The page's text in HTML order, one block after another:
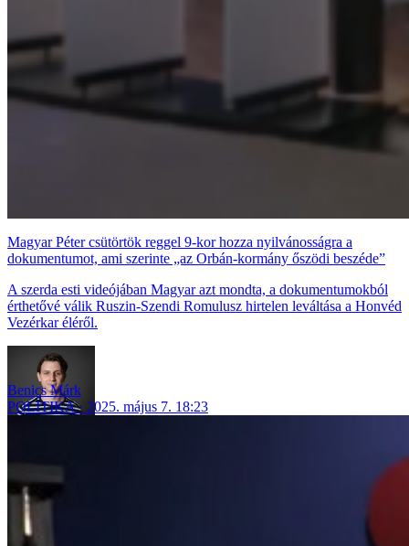
Magyar Péter csütörtök reggel 9-kor hozza nyilvánosságra a
dokumentumot, ami szerinte „az Orbán-kormány őszödi beszéde”
A szerda esti videójában Magyar azt mondta, a dokumentumokból
érthetővé válik Ruszin-Szendi Romulusz hirtelen leváltása a Honvéd
Vezérkar éléről.
Benics Márk
POLITIKA
2025. május 7. 18:23